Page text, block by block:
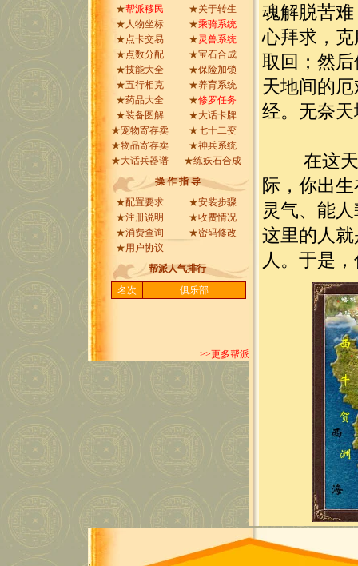
★帮派移民 ★关于转生
★ 人物坐标 ★乘骑系统
★点卡交易 ★灵兽系统
★点数分配 ★宝石合成
★技能大全 ★保险加锁
★五行相克 ★养育系统
★药品大全 ★修罗任务
★装备图解 ★大话卡牌
★宠物寄存卖 ★七十二变
★物品寄存卖 ★神兵系统
★大话兵器谱 ★练妖石合成
操 作 指 导
★配置要求 ★安装步骤
★注册说明 ★收费情况
★消费查询 ★密码修改
★用户协议
帮派人气排行
名次
俱乐部
>>更多帮派
魂解脱苦
心拜求，
取回；然
天地间的
经。无奈
在这天地
际，你出
灵气、能
这里的人
人。于是